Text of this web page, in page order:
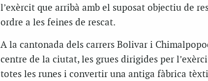
l’exèrcit que arribà amb el suposat objectiu de
ordre a les feines de rescat.
A la cantonada dels carrers Bolivar i
centre de la ciutat, les grues dirigides per
totes les runes i convertir una antiga fàbrica